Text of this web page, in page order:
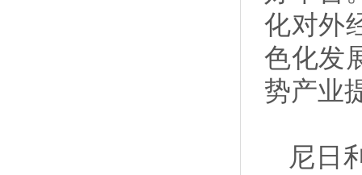
化对外
色化发
势产业
尼日